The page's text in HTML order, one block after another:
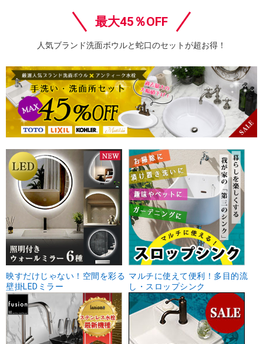
最大45％OFF
人気ブランド洗面ボウルと蛇口のセットが超お得！
映すだけじゃない！空間を彩る
壁掛LEDミラー
マルチに使えて便利！多目的流
し・スロップシンク